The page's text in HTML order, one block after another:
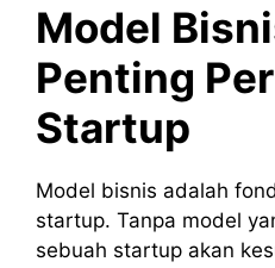
Model
Penting
Startup
Model bisnis adalah
startup. Tanpa model
sebuah startup akan